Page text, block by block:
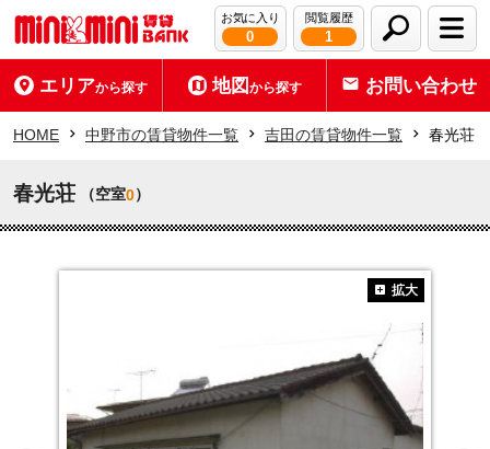
お気に入り
0
閲覧履歴
1
エリアから探す 地図から探す お問い合わせ
HOME 中野市の賃貸物件一覧 吉田の賃貸物件一覧 春光荘
春光荘 （空室0）
拡大